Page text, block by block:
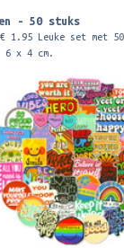
- 50 stuks
1.95 Leuke set met
6 x 4 cm.